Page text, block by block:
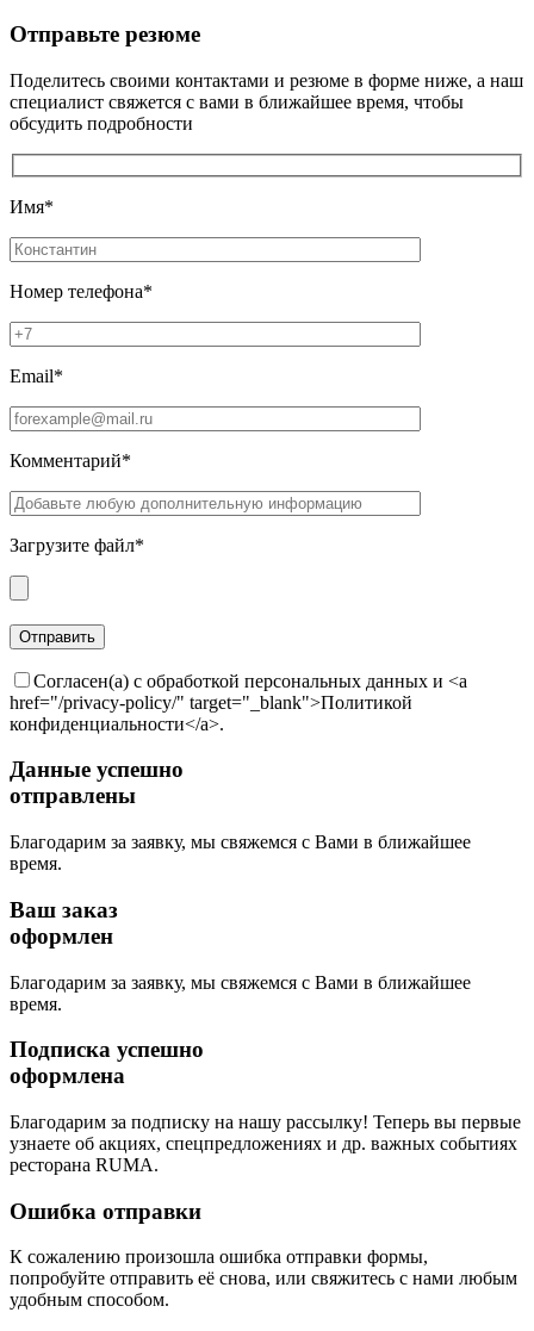
Отправьте резюме
Поделитесь своими контактами и резюме в форме ниже, а наш
специалист свяжется с вами в ближайшее время, чтобы
обсудить подробности
Имя*
Номер телефона*
Email*
Комментарий*
Загрузите файл*
Согласен(а) с обработкой персональных данных и <a
href="/privacy-policy/" target="_blank">Политикой
конфиденциальности</a>.
Данные успешно
отправлены
Благодарим за заявку, мы свяжемся с Вами в ближайшее
время.
Ваш заказ
оформлен
Благодарим за заявку, мы свяжемся с Вами в ближайшее
время.
Подписка успешно
оформлена
Благодарим за подписку на нашу рассылку! Теперь вы первые
узнаете об акциях, спецпредложениях и др. важных событиях
ресторана RUMA.
Ошибка отправки
К сожалению произошла ошибка отправки формы,
попробуйте отправить её снова, или свяжитесь с нами любым
удобным способом.